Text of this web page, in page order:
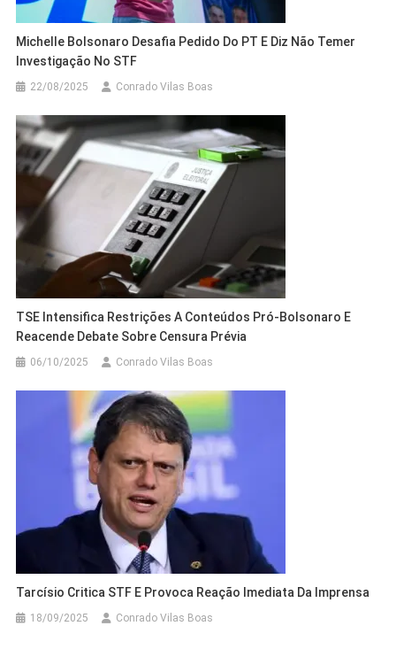
Michelle Bolsonaro Desafia Pedido Do PT E Diz Não Temer
Investigação No STF
22/08/2025 Conrado Vilas Boas
TSE Intensifica Restrições A Conteúdos Pró-Bolsonaro E
Reacende Debate Sobre Censura Prévia
06/10/2025 Conrado Vilas Boas
Tarcísio Critica STF E Provoca Reação Imediata Da Imprensa
18/09/2025 Conrado Vilas Boas